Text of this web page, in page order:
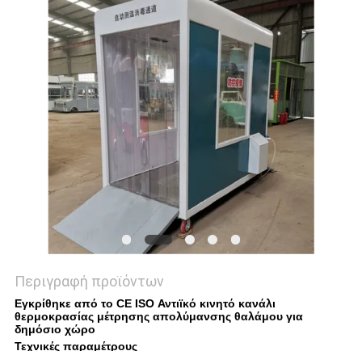
Περιγραφή προϊόντων
Εγκρίθηκε από το CE ISO Αντιϊκό κινητό κανάλι
θερμοκρασίας μέτρησης απολύμανσης θαλάμου για
δημόσιο χώρο
Τεχνικές παραμέτρους